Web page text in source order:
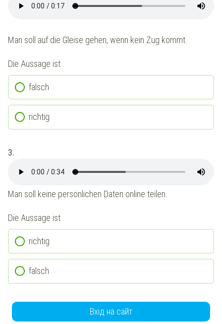
Man soll auf die Gleise gehen, wenn kein Zug kommt.
Die Aussage ist
falsch
richtig
3.
Man soll keine persönlichen Daten online teilen.
Die Aussage ist
richtig
falsch
Вхід на сайт